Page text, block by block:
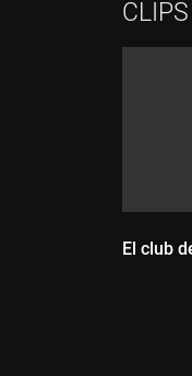
CLIPS
El club